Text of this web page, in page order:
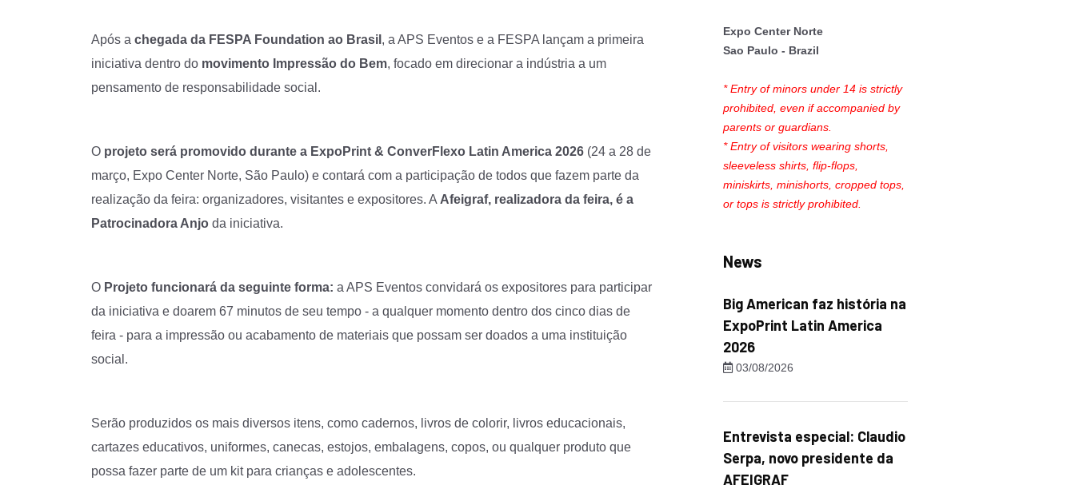
Após a chegada da FESPA Foundation ao Brasil , a APS Eventos e a FESPA lançam a primeira
iniciativa dentro do movimento Impressão do Bem, focado em direcionar a indústria a um
pensamento de responsabilidade social.
O projeto será promovido durante a ExpoPrint & ConverFlexo Latin America 2026 (24 a 28 de
março, Expo Center Norte, São Paulo) e contará com a participação de todos que fazem parte da
realização da feira: organizadores, visitantes e expositores. A Afeigraf, realizadora da feira, é a
Patrocinadora Anjo da iniciativa.
O Projeto funcionará da seguinte forma: a APS Eventos convidará os expositores para participar
da iniciativa e doarem 67 minutos de seu tempo - a qualquer momento dentro dos cinco dias de
feira - para a impressão ou acabamento de materiais que possam ser doados a uma instituição
social.
Serão produzidos os mais diversos itens, como cadernos, livros de colorir, livros educacionais,
cartazes educativos, uniformes, canecas, estojos, embalagens, copos, ou qualquer produto que
possa fazer parte de um kit para crianças e adolescentes.
Expo Center Norte
Sao Paulo - Brazil
* Entry of minors under 14 is strictly
prohibited, even if accompanied by
parents or guardians.
* Entry of visitors wearing shorts,
sleeveless shirts, flip-flops,
miniskirts, minishorts, cropped tops,
or tops is strictly prohibited.
News
Big American faz história na
ExpoPrint Latin America
2026
03/08/2026
Entrevista especial: Claudio
Serpa, novo presidente da
AFEIGRAF